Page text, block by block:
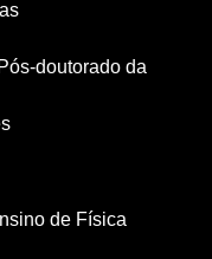
doutorado da
de Física